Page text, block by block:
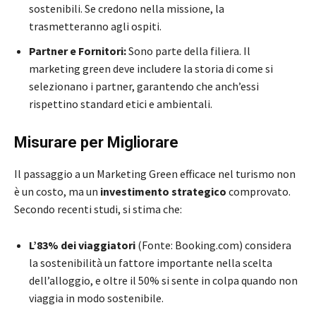
sostenibili. Se credono nella missione, la
trasmetteranno agli ospiti.
Partner e Fornitori:Sono parte della filiera. Il
marketing green deve includere la storia di come si
selezionano i partner, garantendo che anch’essi
rispettino standard etici e ambientali.
Misurare per Migliorare
Il passaggio a un Marketing Green efficace nel turismo non
è un costo, ma un investimento strategico comprovato.
Secondo recenti studi, si stima che:
L’83% dei viaggiatori (Fonte: Booking.com) considera
la sostenibilità un fattore importante nella scelta
dell’alloggio, e oltre il 50% si sente in colpa quando non
viaggia in modo sostenibile.